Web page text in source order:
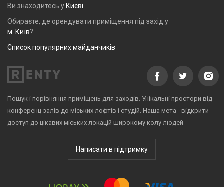
Ви знаходитесь у Києві
Обираєте, де орендувати приміщення під захід у
м. Київ?
Список популярних майданчиків
Пошук і порівняння приміщень для заходів. Унікальні простори від
конференц залів до міських лофтів і студій. Наша мета - відкрити
доступ до цікавих міських локацій широкому колу людей
Написати в підтримку